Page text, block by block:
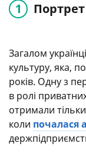
Портрет
Загалом
культуру, яка,
років. Одну з
в ролі
отримали
коли почалася